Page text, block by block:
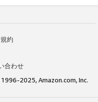
約
合わせ
2025, Amazon.com, Inc.